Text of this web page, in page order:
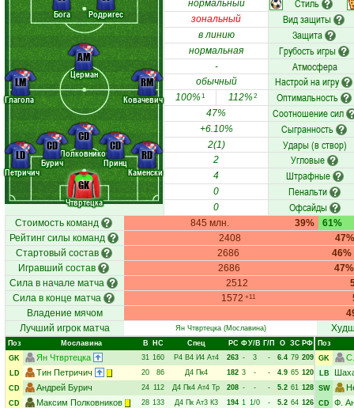
Чтвртецка
Петричич
Бурич
Полковников
Принц
Каменски
Глагола
Церман
Ковачевич
Бога Родригес
GK
LD
CD
CD
CD
RD
LM
AM
RM
нормальный Стиль
зональный Вид защиты
в линию Защита
нормальная Грубость игры
- Атмосфера
обычный Настрой на игру
100%1 112%2 Оптимальность
47% Соотношение сил
+6.10% Сыгранность
2(1) Удары (в створ)
2 Угловые
4 Штрафные
0 Пенальти
0 Офсайды
Стоимость команд 845 млн. 39%
61%
Рейтинг силы команд
2408
47%
Стартовый состав
2686
46%
Игравший состав
2686
47%
Сила в начале матча
2512
Сила в конце матча
1572 +11
Владение мячом
Лучший игрок матча
Ян Чтвртецка(Мославина)
Поз Мославина В НC Спец РC ФУ/В Г/П О ЗС РФ
GK
Ян Чтвртецка 31 160 Р4 В4 И4 Ат4 263 - 3 - 6.4 79 209
LD
Тин Петричич 20 86 Д4 Пк4 182 3 - - 4.9 65 120
CD
Андрей Бурич 24 112 Д4 Пк4 Ат4 Тр 208 - - - 5.2 61 128
CD
Максим Полковников 28 133 Д4 Пк Ат3 К3 194 1 1/0 - 5.2 64 126
Поз
GK
LB
SW
CD Ф.